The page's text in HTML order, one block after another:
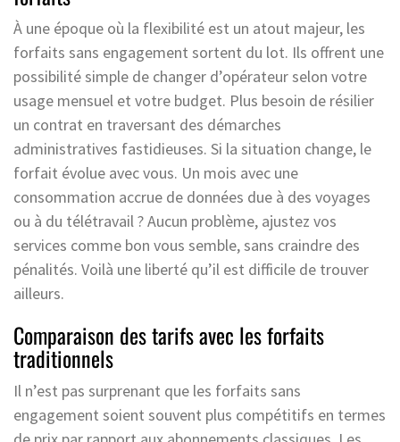
À une époque où la flexibilité est un atout majeur, les
forfaits sans engagement sortent du lot. Ils offrent une
possibilité simple de changer d’opérateur selon votre
usage mensuel et votre budget. Plus besoin de résilier
un contrat en traversant des démarches
administratives fastidieuses. Si la situation change, le
forfait évolue avec vous. Un mois avec une
consommation accrue de données due à des voyages
ou à du télétravail ? Aucun problème, ajustez vos
services comme bon vous semble, sans craindre des
pénalités. Voilà une liberté qu’il est difficile de trouver
ailleurs.
Comparaison des tarifs avec les forfaits
traditionnels
Il n’est pas surprenant que les forfaits sans
engagement soient souvent plus compétitifs en termes